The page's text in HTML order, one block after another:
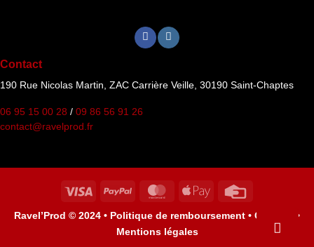
Contact
190 Rue Nicolas Martin, ZAC Carrière Veille, 30190 Saint-Chaptes
06 95 15 00 28 / 09 86 56 91 26
contact@ravelprod.fr
Visa PayPal MasterCardApple
Ravel’Prod © 2024 • Politique de remboursement • Cookies •
Mentions légales